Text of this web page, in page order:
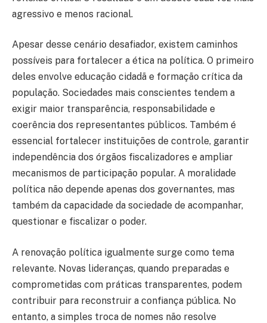
agressivo e menos racional.
Apesar desse cenário desafiador, existem caminhos
possíveis para fortalecer a ética na política. O primeiro
deles envolve educação cidadã e formação crítica da
população. Sociedades mais conscientes tendem a
exigir maior transparência, responsabilidade e
coerência dos representantes públicos. Também é
essencial fortalecer instituições de controle, garantir
independência dos órgãos fiscalizadores e ampliar
mecanismos de participação popular. A moralidade
política não depende apenas dos governantes, mas
também da capacidade da sociedade de acompanhar,
questionar e fiscalizar o poder.
A renovação política igualmente surge como tema
relevante. Novas lideranças, quando preparadas e
comprometidas com práticas transparentes, podem
contribuir para reconstruir a confiança pública. No
entanto, a simples troca de nomes não resolve